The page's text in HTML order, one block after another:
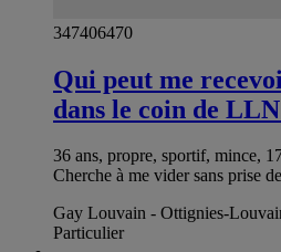
347406470
Qui peut me
dans le coin de
36 ans, propre, sportif, mince,
Cherche à me vider sans prise
Gay Louvain - Ottignies-
Particulier